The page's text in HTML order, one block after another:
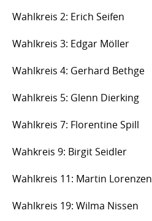
Wahlkreis 2: Erich Seifen
Wahlkreis 3: Edgar Möller
Wahlkreis 4: Gerhard Bethge
Wahlkreis 5: Glenn Dierking
Wahlkreis 7: Florentine Spill
Wahkreis 9: Birgit Seidler
Wahlkreis 11: Martin Lorenzen
Wahlkreis 19: Wilma Nissen